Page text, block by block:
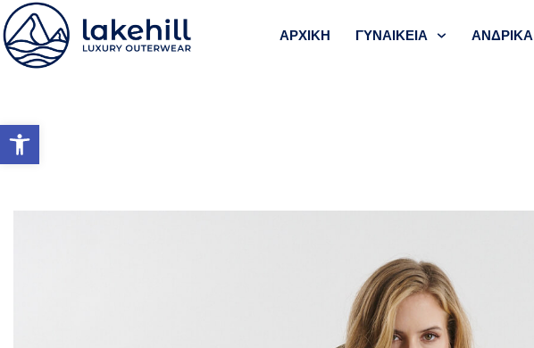
Ανοίξτε τη γραμμή εργαλείων
ΑΡΧΙΚΗ ΓΥΝΑΙΚΕΙΑ ΑΝΔΡΙΚΑ